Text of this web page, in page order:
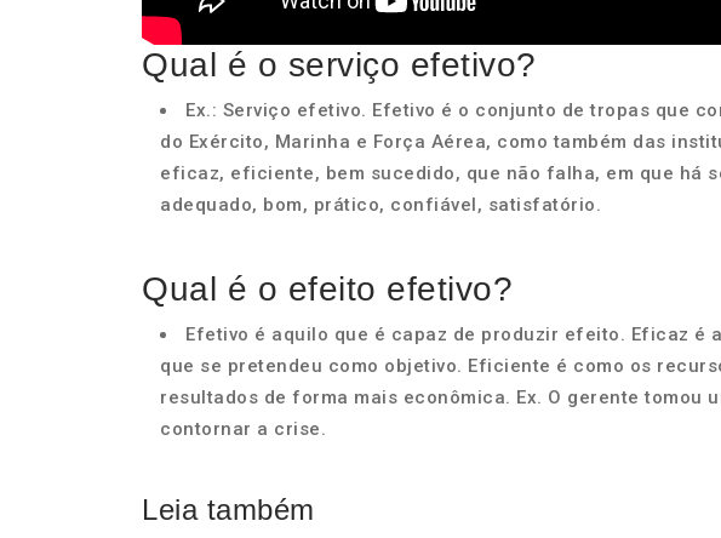
Qual é o serviço efetivo?
Ex.: Serviço efetivo. Efetivo é o conjunto de tropas que
do Exército, Marinha e Força Aérea, como também das
eficaz, eficiente, bem sucedido, que não falha, em que há
adequado, bom, prático, confiável, satisfatório.
Qual é o efeito efetivo?
Efetivo é aquilo que é capaz de produzir efeito. Eficaz é
que se pretendeu como objetivo. Eficiente é como os
resultados de forma mais econômica. Ex. O gerente tomou
contornar a crise.
Leia também